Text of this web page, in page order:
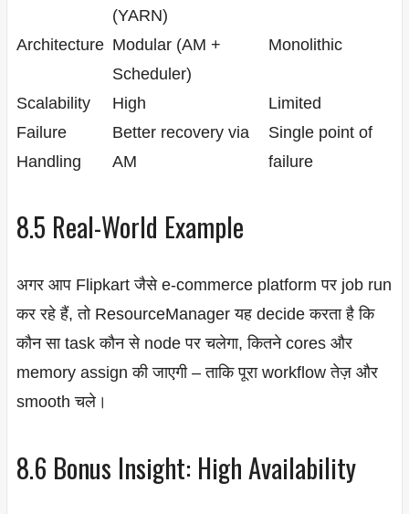
(YARN)
Architecture Modular (AM +
Scheduler)
Monolithic
Scalability High
Limited
Failure
Handling
Better recovery via
AM
Single point of
failure
8.5 Real-World Example
अगर आप Flipkart जैसे e-commerce platform पर job run
कर रहे हैं, तो ResourceManager यह decide करता है कि
कौन सा task कौन से node पर चलेगा, कितने cores और
memory assign की जाएगी – ताकि पूरा workflow तेज़ और
smooth चले।
8.6 Bonus Insight: High Availability